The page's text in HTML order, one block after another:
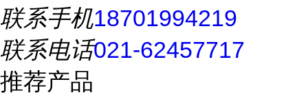
联系手机18701994219
联系电话021-62457717
推荐产品